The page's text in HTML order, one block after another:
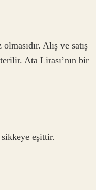
Alış ve satış
Ata Lirası’nın bir
eşittir.